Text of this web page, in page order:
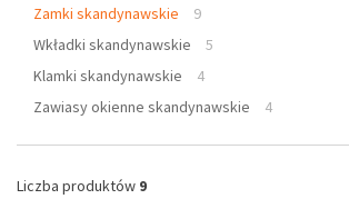
Zamki skandynawskie
9
Wkładki skandynawskie
5
Klamki skandynawskie
4
Zawiasy okienne skandynawskie
4
Liczba produktów 9